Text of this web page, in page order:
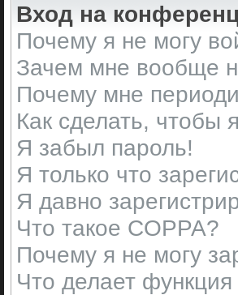
Вход на
Почему я не могу
Зачем мне вообще
Почему мне
Как сделать, чтобы
Я забыл пароль!
Я только что
Я давно
Что такое COPPA?
Почему я не могу
Что делает